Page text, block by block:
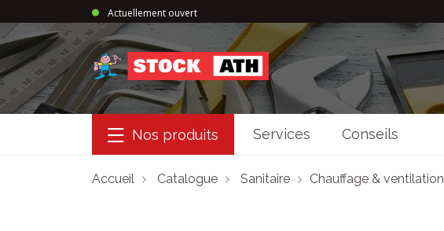
Actuellement ouvert
StockAth
Nos produits Services Conseils
Accueil Catalogue Sanitaire Chauffage & ventilation